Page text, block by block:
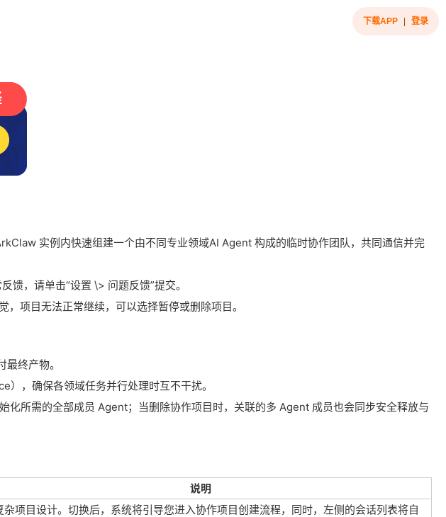
下载APP 登录
实例内快速组建一个由不同专业领域AI Agent 构成的临时协作团队，共同通信并完
馈，请单击“设置 \> 问题反馈”提交。
项目无法正常继续，可以选择暂停或删除项目。
终产物。
，确保各领域任务并行处理时互不干扰。
所需的全部成员 Agent；当删除协作项目时，关联的多 Agent 成员也会同步安全释放与
说明
杂项目设计。切换后，系统将引导您进入协作项目创建流程，同时，左侧的会话列表将自